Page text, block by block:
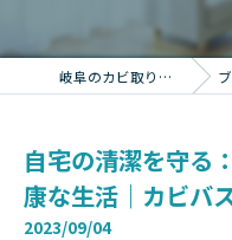
岐阜のカビ取りならカビバスターズ岐阜 ブログ
自宅の清潔を守る
康な生活｜カビバ
2023/09/04